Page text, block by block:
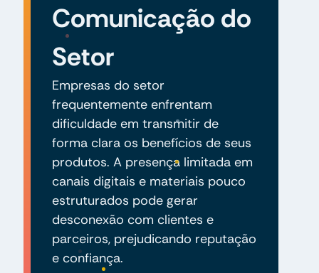
Comunicação do
Setor
Empresas do setor
frequentemente enfrentam
dificuldade em transmitir de
forma clara os benefícios de seus
produtos. A presença limitada em
canais digitais e materiais pouco
estruturados pode gerar
desconexão com clientes e
parceiros, prejudicando reputação
e confiança.